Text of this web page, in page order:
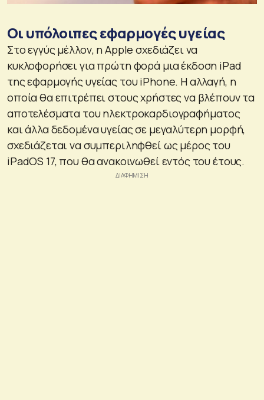
Οι υπόλοιπες εφαρμογές υγείας
Στο εγγύς μέλλον, η Apple σχεδιάζει να
κυκλοφορήσει για πρώτη φορά μια έκδοση iPad
της εφαρμογής υγείας του iPhone. Η αλλαγή, η
οποία θα επιτρέπει στους χρήστες να βλέπουν τα
αποτελέσματα του ηλεκτροκαρδιογραφήματος
και άλλα δεδομένα υγείας σε μεγαλύτερη μορφή,
σχεδιάζεται να συμπεριληφθεί ως μέρος του
iPadOS 17, που θα ανακοινωθεί εντός του έτους.